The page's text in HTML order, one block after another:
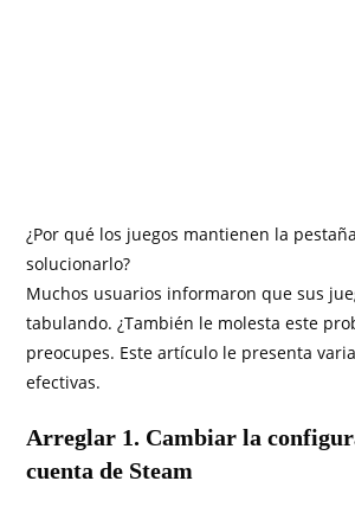
¿Por qué los juegos mantienen la
solucionarlo?
Muchos usuarios informaron que sus
tabulando. ¿También le molesta este
preocupes. Este artículo le presenta
efectivas.
Arreglar 1. Cambiar la
cuenta de Steam